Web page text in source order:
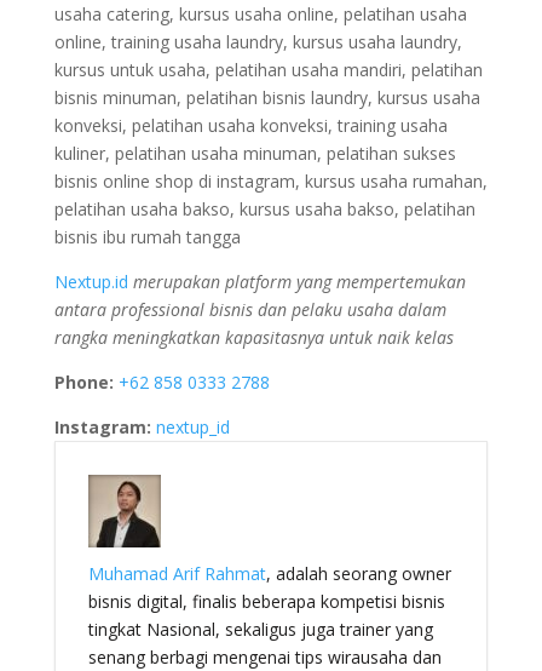
usaha catering, kursus usaha online, pelatihan usaha
online, training usaha laundry, kursus usaha laundry,
kursus untuk usaha, pelatihan usaha mandiri, pelatihan
bisnis minuman, pelatihan bisnis laundry, kursus usaha
konveksi, pelatihan usaha konveksi, training usaha
kuliner, pelatihan usaha minuman, pelatihan sukses
bisnis online shop di instagram, kursus usaha rumahan,
pelatihan usaha bakso, kursus usaha bakso, pelatihan
bisnis ibu rumah tangga
Nextup.id merupakan platform yang mempertemukan
antara professional bisnis dan pelaku usaha dalam
rangka meningkatkan kapasitasnya untuk naik kelas
Phone: +62 858 0333 2788
Instagram: nextup_id
Muhamad Arif Rahmat, adalah seorang owner
bisnis digital, finalis beberapa kompetisi bisnis
tingkat Nasional, sekaligus juga trainer yang
senang berbagi mengenai tips wirausaha dan